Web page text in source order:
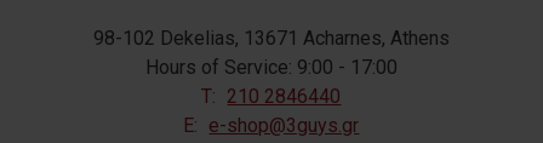
98-102 Dekelias, 13671 Acharnes, Athens
Hours of Service: 9:00 - 17:00
T: 210 2846440
E: e-shop@3guys.gr